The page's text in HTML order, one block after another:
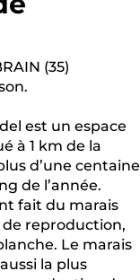
(35)
est un espace
à 1 km de la
d’une centaine
de l’année.
fait du marais
reproduction,
Le marais
la plus